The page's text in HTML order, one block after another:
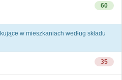
60
w mieszkaniach według składu
35